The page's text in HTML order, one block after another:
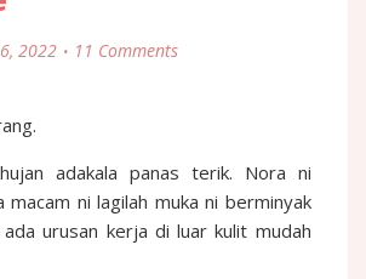
2022 11 Comments
adakala panas terik. Nora ni
ni lagilah muka ni berminyak
urusan kerja di luar kulit mudah